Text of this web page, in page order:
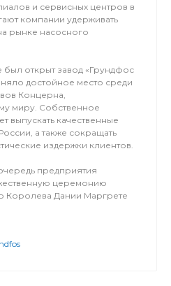
и сервисных центров в
компании удерживать
рынке насосного
был открыт завод «Грундфос
достойное место среди
Концерна,
миру. Собственное
выпускать качественные
а также сокращать
издержки клиентов.
предприятия
церемонию
Королева Дании Маргрете